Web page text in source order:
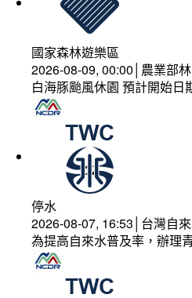
國家森林遊樂區
2026-08-09, 00:00│農業部
白海豚颱風休園 預計開始
停水
2026-08-07, 16:53│台灣自
為提高自來水普及率，辦理